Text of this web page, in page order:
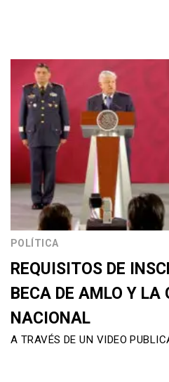
POLÍTICA
REQUISITOS DE
BECA DE AMLO Y LA
NACIONAL
A TRAVÉS DE UN VIDEO